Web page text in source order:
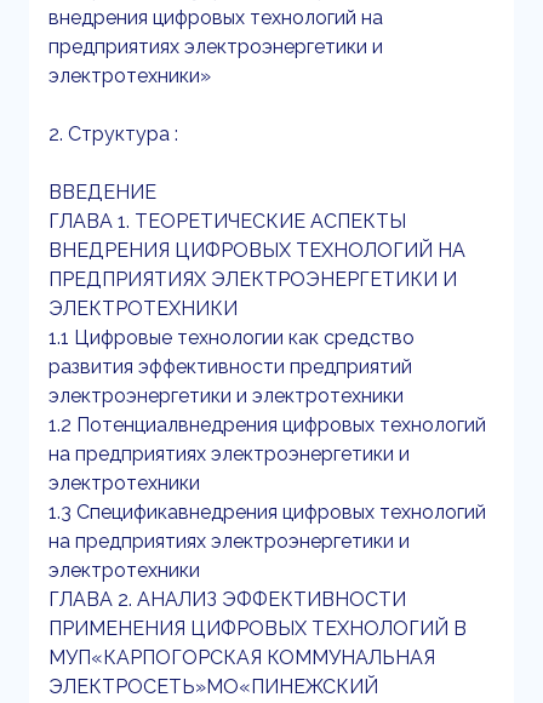
внедрения цифровых технологий на
предприятиях электроэнергетики и
электротехники»
2. Структура :
ВВЕДЕНИЕ
ГЛАВА 1. ТЕОРЕТИЧЕСКИЕ АСПЕКТЫ
ВНЕДРЕНИЯ ЦИФРОВЫХ ТЕХНОЛОГИЙ НА
ПРЕДПРИЯТИЯХ ЭЛЕКТРОЭНЕРГЕТИКИ И
ЭЛЕКТРОТЕХНИКИ
1.1 Цифровые технологии как средство
развития эффективности предприятий
электроэнергетики и электротехники
1.2 Потенциалвнедрения цифровых технологий
на предприятиях электроэнергетики и
электротехники
1.3 Спецификавнедрения цифровых технологий
на предприятиях электроэнергетики и
электротехники
ГЛАВА 2. АНАЛИЗ ЭФФЕКТИВНОСТИ
ПРИМЕНЕНИЯ ЦИФРОВЫХ ТЕХНОЛОГИЙ В
МУП«КАРПОГОРСКАЯ КОММУНАЛЬНАЯ
ЭЛЕКТРОСЕТЬ»МО«ПИНЕЖСКИЙ